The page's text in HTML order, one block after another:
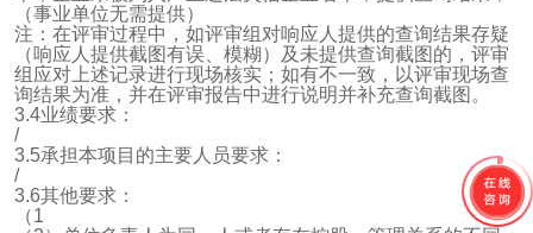
（事业单位无需提供）
注：在评审过程中，如评审组对响应人提供的查询结果存疑
（响应人提供截图有误、模糊）及未提供查询截图的，评审
组应对上述记录进行现场核实；如有不一致，以评审现场查
询结果为准，并在评审报告中进行说明并补充查询截图。
3.4业绩要求：
/
3.5承担本项目的主要人员要求：
/
3.6其他要求：
（1